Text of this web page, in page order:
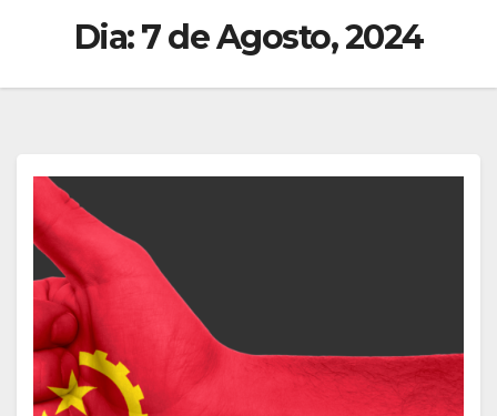
Dia:7 de Agosto, 2024